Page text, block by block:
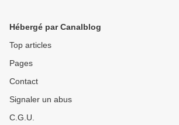
Hébergé par Canalblog
Top articles
Pages
Contact
Signaler un abus
C.G.U.